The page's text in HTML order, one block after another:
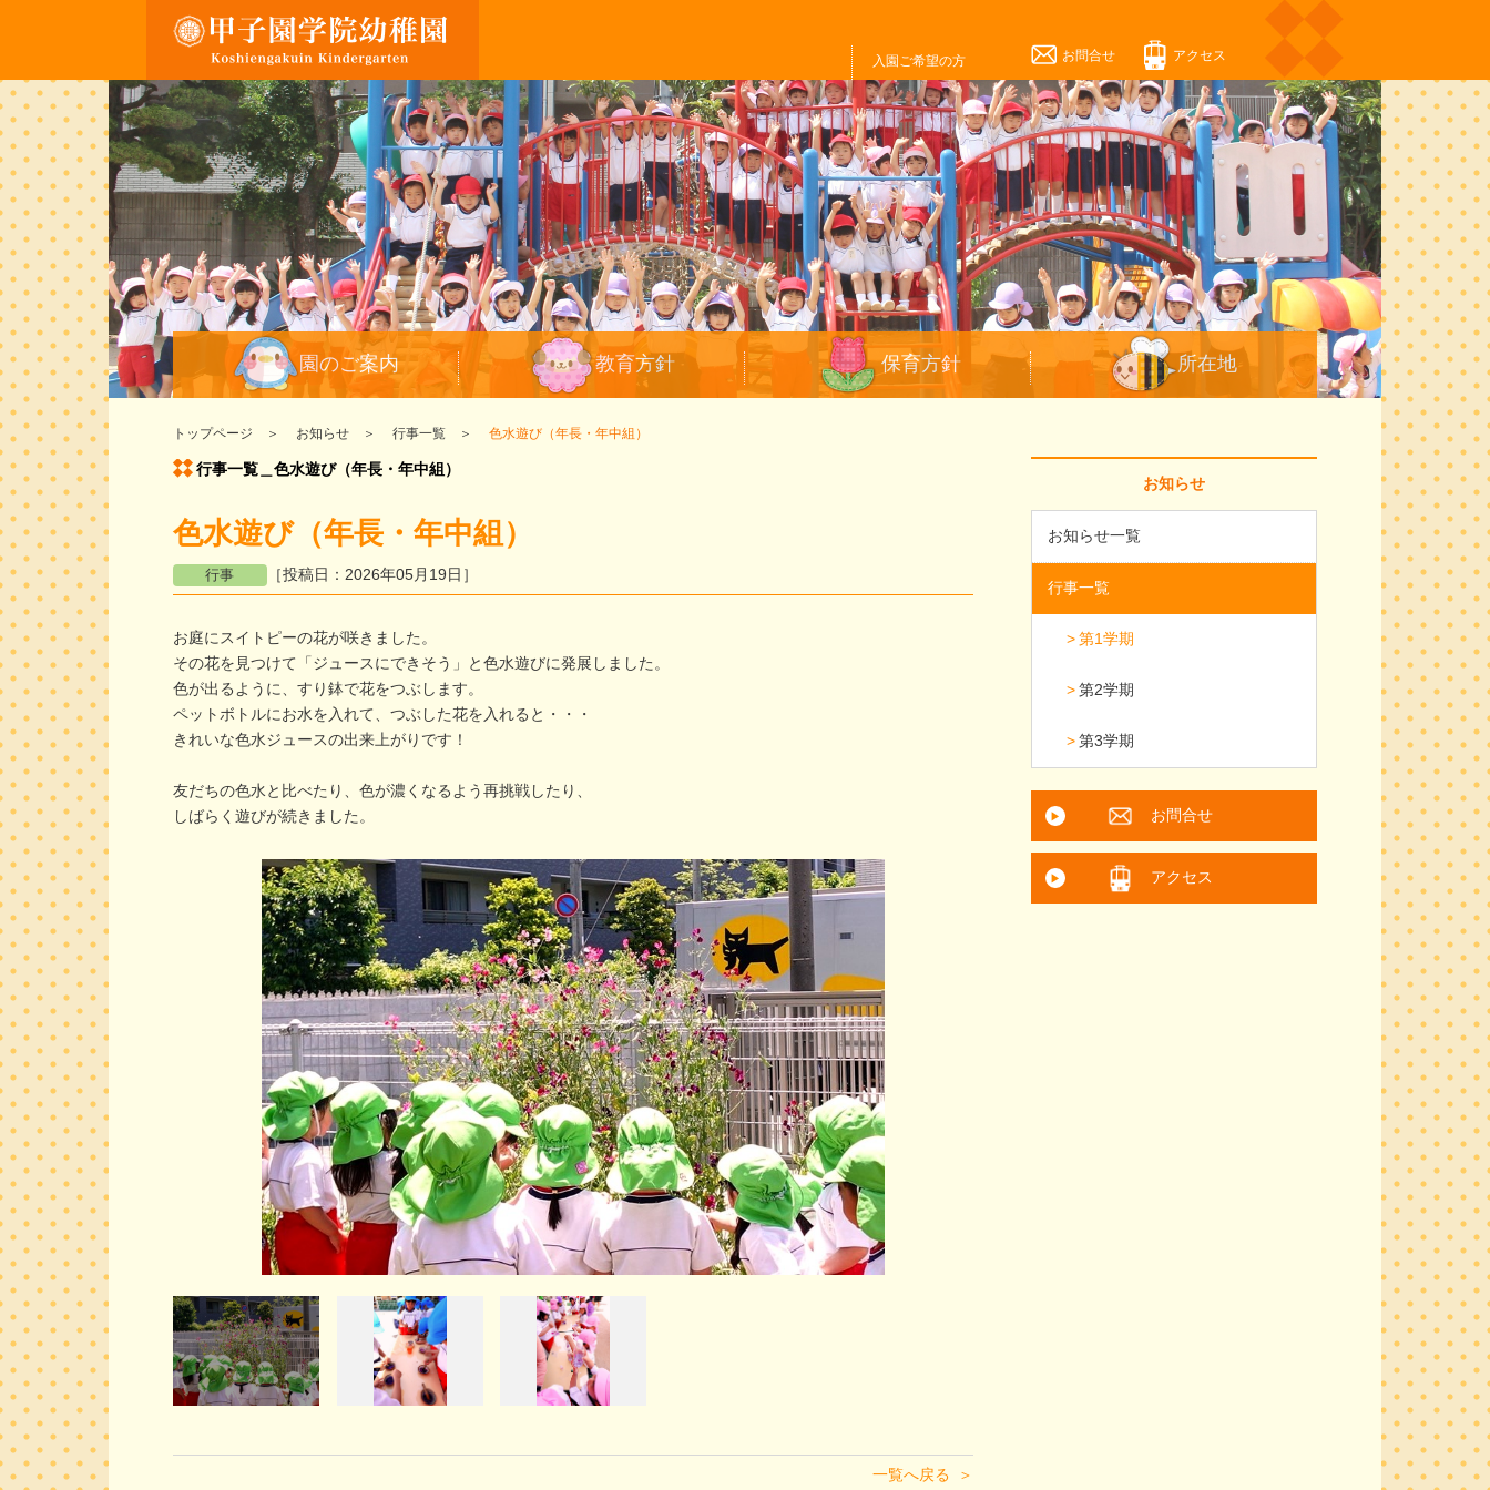
園のご案内 教育方針 保育方針 所在地
入園ご希望の方 お問合せ アクセス
行事一覧
トップページ お知らせ 行事一覧 色水遊び（年長・年中組）
行事一覧＿色水遊び（年長・年中組）
色水遊び（年長・年中組）
［投稿日：2026年05月19日］
お庭にスイトピーの花が咲きました。
その花を見つけて「ジュースにできそう」と色水遊びに発展しました。
色が出るように、すり鉢で花をつぶします。
ペットボトルにお水を入れて、つぶした花を入れると・・・
きれいな色水ジュースの出来上がりです！
友だちの色水と比べたり、色が濃くなるよう再挑戦したり、
しばらく遊びが続きました。
一覧へ戻る
お知らせ
お知らせ一覧
行事一覧
第1学期
第2学期
第3学期
お問合せ
アクセス